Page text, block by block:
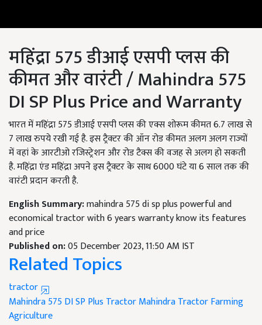
महिंद्रा 575 डीआई एसपी प्लस की
कीमत और वारंटी / Mahindra 575
DI SP Plus Price and Warranty
भारत में महिंद्रा 575 डीआई एसपी प्लस की एक्स शोरूम कीमत 6.7 लाख से
7 लाख रुपये रखी गई है. इस ट्रैक्टर की ऑन रोड कीमत अलग अलग राज्यों
में वहां के आरटीओ रजिस्ट्रेशन और रोड टैक्स की वजह से अलग हो सकती
है. महिंद्रा एंड महिंद्रा अपने इस ट्रैक्टर के साथ 6000 घंटे या 6 साल तक की
वारंटी प्रदान करती है.
English Summary:mahindra 575 di sp plus powerful and
economical tractor with 6 years warranty know its features
and price
Published on:05 December 2023, 11:50 AM IST
Related Topics
tractor
Mahindra 575 DI SP Plus TractorMahindra TractorFarming
Agriculture